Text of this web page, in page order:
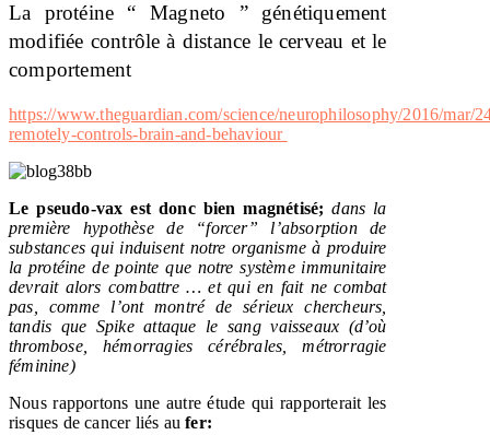
La protéine “ Magneto ” génétiquement
modifiée contrôle à distance le cerveau et le
comportement
https://www.theguardian.com/science/neurophilosophy/2016/mar/
remotely-controls-brain-and-behaviour
Le pseudo-vax est donc bien magnétisé;dans la
première hypothèse de “forcer” l’absorption de
substances qui induisent notre organisme à produire
la protéine de pointe que notre système immunitaire
devrait alors combattre … et qui en fait ne combat
pas, comme l’ont montré de sérieux chercheurs,
tandis que Spike attaque le sang vaisseaux (d’où
thrombose, hémorragies cérébrales, métrorragie
féminine)
Nous rapportons une autre étude qui rapporterait les
risques de cancer liés aufer: